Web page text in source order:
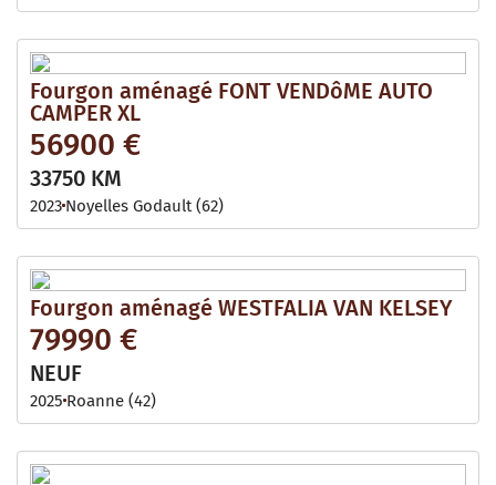
Fourgon aménagé FONT VENDôME AUTO
CAMPER XL
56900 €
33750 KM
2023 Noyelles Godault (62)
Fourgon aménagé WESTFALIA VAN KELSEY
79990 €
NEUF
2025 Roanne (42)